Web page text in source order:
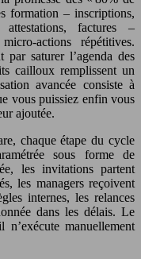
formation – inscriptions,
attestations, factures –
actions répétitives.
par saturer l’agenda des
cailloux remplissent un
avancée consiste à
vous puissiez enfin vous
ajoutée.
chaque étape du cycle
sous forme de
les invitations partent
les managers reçoivent
internes, les relances
dans les délais. Le
manuellement